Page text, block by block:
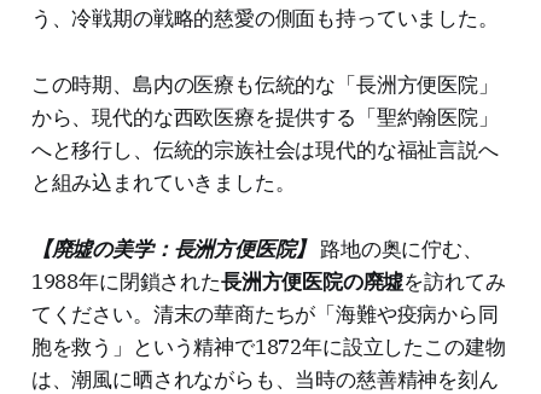
う、冷戦期の戦略的慈愛の側面も持っていました。
この時期、島内の医療も伝統的な「長洲方便医院」
から、現代的な西欧医療を提供する「聖約翰医院」
へと移行し、伝統的宗族社会は現代的な福祉言説へ
と組み込まれていきました。
【廃墟の美学：長洲方便医院】 路地の奥に佇む、
1988年に閉鎖された長洲方便医院の廃墟を訪れてみ
てください。清末の華商たちが「海難や疫病から同
胞を救う」という精神で1872年に設立したこの建物
は、潮風に晒されながらも、当時の慈善精神を刻ん